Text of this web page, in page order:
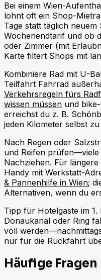
Bei einem Wien-
lohnt oft ein Shop-
Tage statt täglich
Wochenendtarif und ob
oder Zimmer (mit
Karte filtert Shops mit
Kombiniere Rad mit U-
Teilfahrt Fahrrad
Verkehrsregeln fürs
wissen müssen und
erreichst du z. B.
jeden Kilometer selbst
Nach Regen oder
und Reifen prüfen—viele
Nachziehen. Für
Handy mit Werkstatt-
& Pannenhilfe in Wien;
Alternativen, wenn du
Tipp für Hotelgäste im
Donaukanal oder Ring
voll
nur für die Rückfahrt
Häufige Fragen